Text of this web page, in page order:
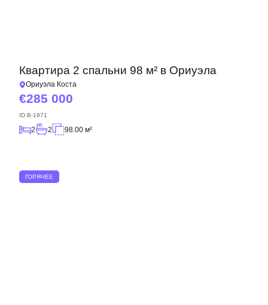
Квартира 2 спальни 98 м² в Ориуэла
Ориуэла Коста
285 000
ID B-1971
2 2 98.00 м²
ГОРЯЧЕЕ